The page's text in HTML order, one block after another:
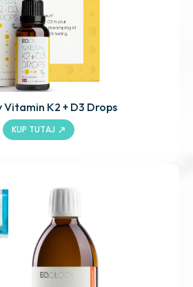
Vitamin K2 + D3 Drops
KUP TUTAJ